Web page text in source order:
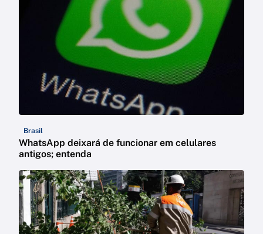
Brasil
WhatsApp deixará de funcionar em celulares
antigos; entenda